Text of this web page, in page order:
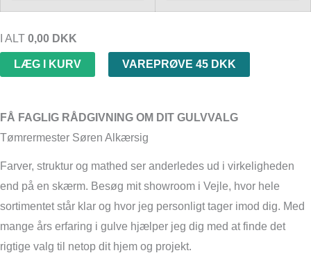
I ALT 0,00 DKK
LÆG I KURV VAREPRØVE 45 DKK
FÅ FAGLIG RÅDGIVNING OM DIT GULVVALG
Tømrermester Søren Alkærsig
Farver, struktur og mathed ser anderledes ud i virkeligheden
end på en skærm. Besøg mit showroom i Vejle, hvor hele
sortimentet står klar og hvor jeg personligt tager imod dig. Med
mange års erfaring i gulve hjælper jeg dig med at finde det
rigtige valg til netop dit hjem og projekt.